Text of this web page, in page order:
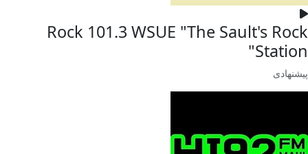
Rock 101.3 WSUE "The Sault's Rock
Station"
پیشنهادی